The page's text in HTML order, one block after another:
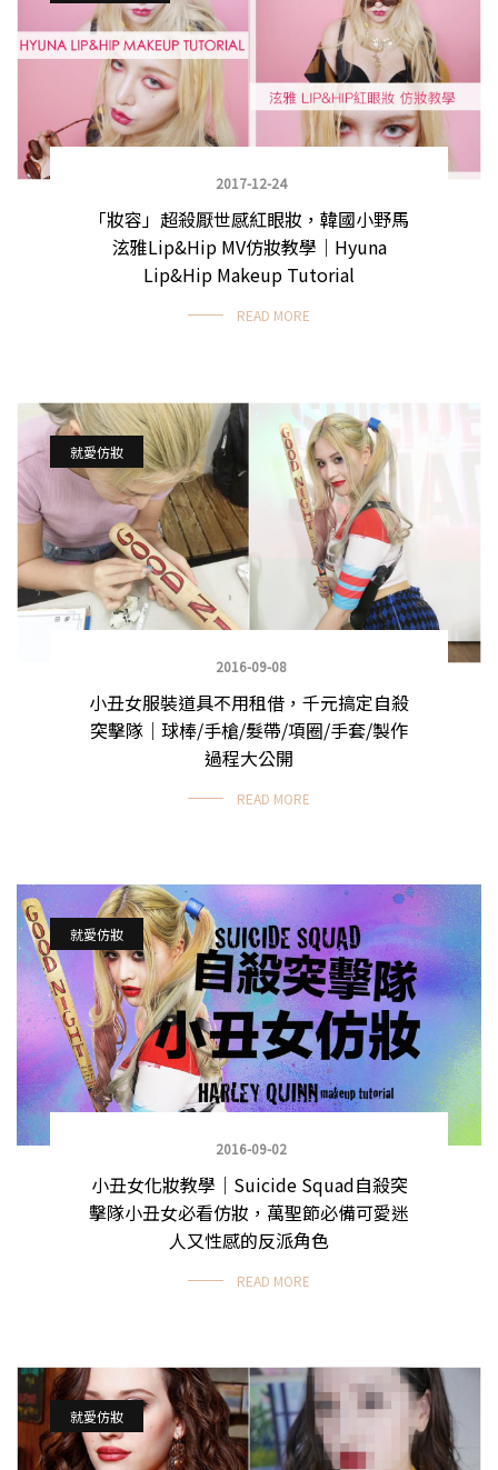
2017-12-24
「妝容」超殺厭世感紅眼妝，韓國小野馬
泫雅Lip&Hip MV仿妝教學｜Hyuna
Lip&Hip Makeup Tutorial
READ MORE
就愛仿妝
2016-09-08
小丑女服裝道具不用租借，千元搞定自殺
突擊隊｜球棒/手槍/髮帶/項圈/手套/製作
過程大公開
READ MORE
就愛仿妝
2016-09-02
小丑女化妝教學｜Suicide Squad自殺突
擊隊小丑女必看仿妝，萬聖節必備可愛迷
人又性感的反派角色
READ MORE
就愛仿妝